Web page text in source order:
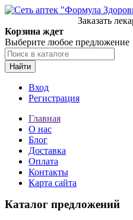
Заказать
Корзина ждет
Выберите любое предложение
Найти
Вход
Регистрация
Главная
О нас
Блог
Доставка
Оплата
Контакты
Карта сайта
Каталог предложений